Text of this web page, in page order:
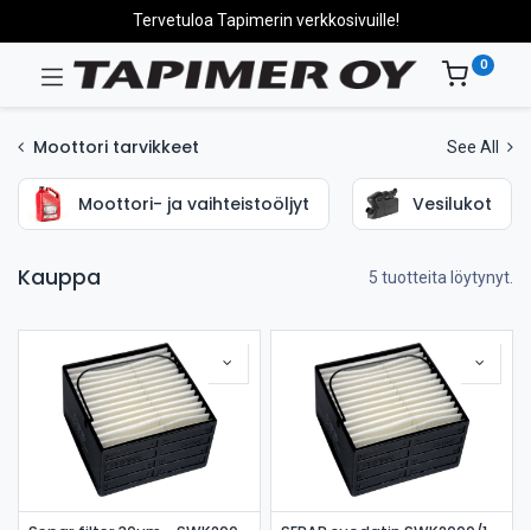
Tervetuloa Tapimerin verkkosivuille!
0
Moottori tarvikkeet See All
Moottori- ja vaihteistoöljyt Vesilukot
Kauppa 5 tuotteita löytynyt.